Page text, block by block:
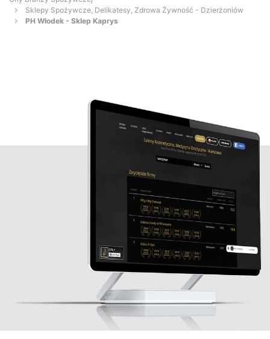
Sklepy Spożywcze, Delikatesy, Zdrowa Żywność - Dzierżoniów
PH Włodek - Sklep Kaprys